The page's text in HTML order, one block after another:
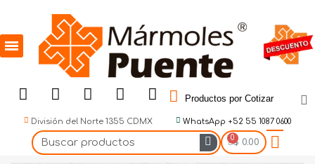
Productos por Cotizar
División del Norte 1355 CDMX WhatsApp +52 55 1087 0600
$ 0.00